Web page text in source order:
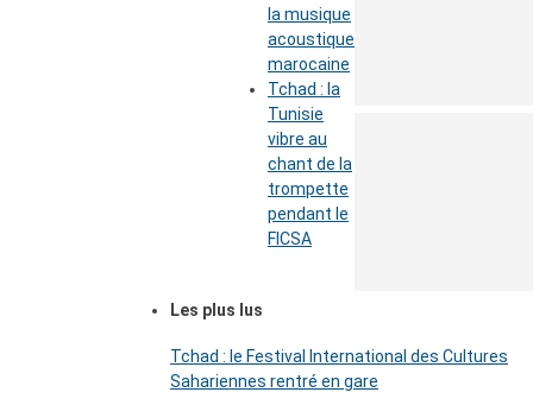
la musique
acoustique
marocaine
Tchad : la
Tunisie
vibre au
chant de la
trompette
pendant le
FICSA
Les plus lus
Tchad : le Festival International des Cultures
Sahariennes rentré en gare